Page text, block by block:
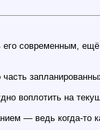
современным,
воплотить на
— ведь когда-то